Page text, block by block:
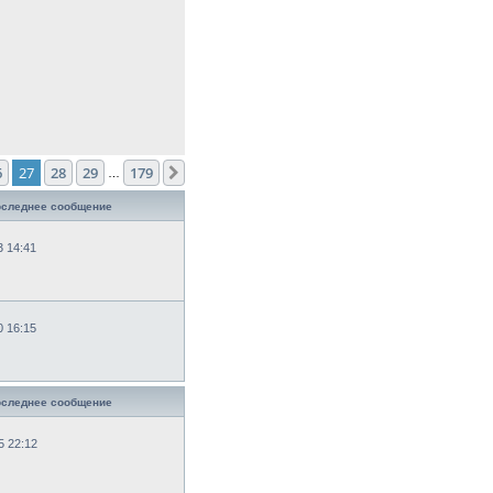
27 28 29 179
сообщение
14:41
16:15
сообщение
22:12